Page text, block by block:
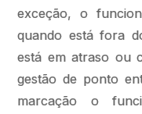
exceção, o
quando está fora
está em atraso ou
gestão de ponto
marcação o